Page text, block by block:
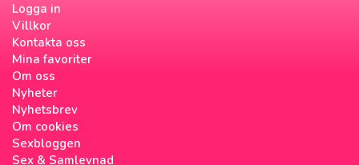
Logga in
Villkor
Kontakta oss
Mina favoriter
Om oss
Nyheter
Nyhetsbrev
Om cookies
Sexbloggen
Sex & Samlevnad